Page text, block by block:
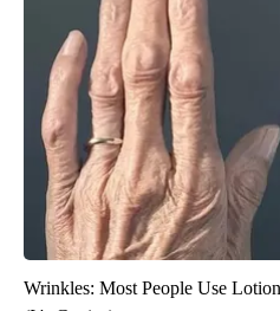
Wrinkles: Most People Use